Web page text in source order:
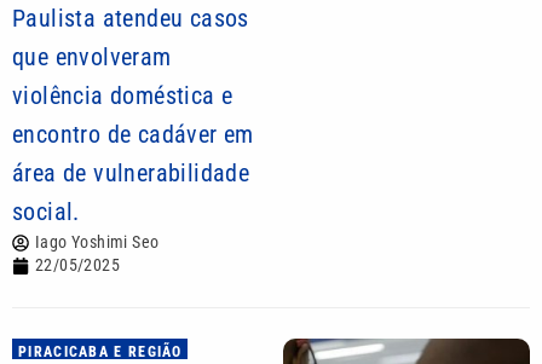
Paulista atendeu casos
que envolveram
violência doméstica e
encontro de cadáver em
área de vulnerabilidade
social.
Iago Yoshimi Seo
22/05/2025
PIRACICABA E REGIÃO